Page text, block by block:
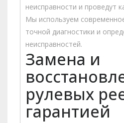
неисправности и проведут
Мы используем
точной диагностики и
неисправностей.
Замена и
рулевых
гарантией